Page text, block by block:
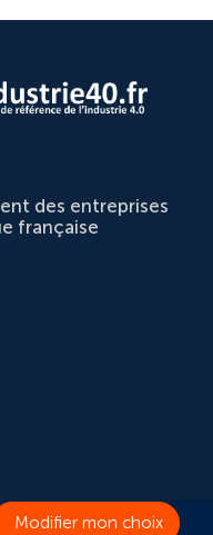
des entreprises
française